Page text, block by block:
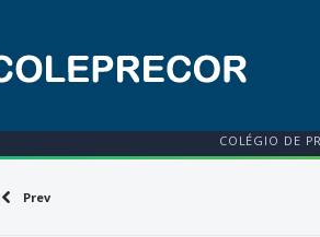
COLÉGIO DE
Prev